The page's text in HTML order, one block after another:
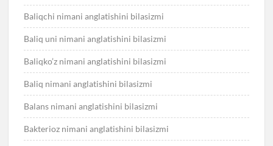
Baliqchi nimani anglatishini bilasizmi
Baliq uni nimani anglatishini bilasizmi
Baliqko’z nimani anglatishini bilasizmi
Baliq nimani anglatishini bilasizmi
Balans nimani anglatishini bilasizmi
Bakterioz nimani anglatishini bilasizmi